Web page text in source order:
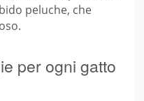
peluche, che
per ogni gatto